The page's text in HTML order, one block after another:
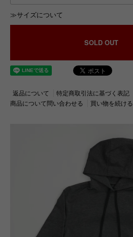
≫サイズについて
SOLD OUT
返品について 特定商取引法に基づく表記
商品について問い合わせる
買い物を続ける